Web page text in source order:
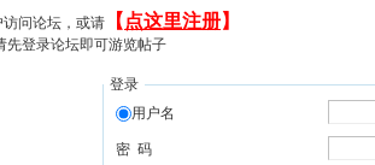
问论坛，或请 【 点这里注册】
先登录论坛即可游览帖子
登录
用户名
密 码